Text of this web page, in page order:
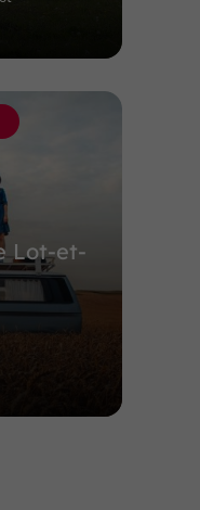
Lot-et-